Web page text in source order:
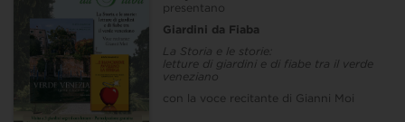
presentano
Giardini da Fiaba
La Storia e le storie:
letture di giardini e di fiabe tra il verde
veneziano
con la voce recitante di Gianni Moi